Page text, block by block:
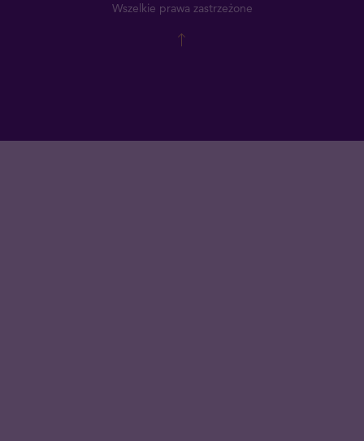
Wszelkie prawa zastrzeżone